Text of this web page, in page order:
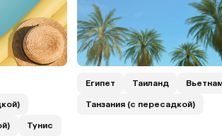
Тунис
Египет Таиланд
Танзания (с пересадкой)